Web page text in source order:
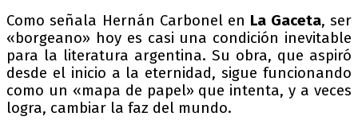
Como señala Hernán Carbonel en La Gaceta, ser
«borgeano» hoy es casi una condición inevitable
para la literatura argentina. Su obra, que aspiró
desde el inicio a la eternidad, sigue funcionando
como un «mapa de papel» que intenta, y a veces
logra, cambiar la faz del mundo.